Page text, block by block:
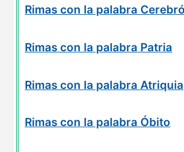
Rimas con la palabra
Rimas con la palabra Patria
Rimas con la palabra Atriquia
Rimas con la palabra Óbito